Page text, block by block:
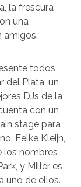
la frescura
una
amigos.
todos
del Plata, un
DJs de la
con un
stage para
Eelke Kleijn,
los nombres
y Miller es
uno de ellos.